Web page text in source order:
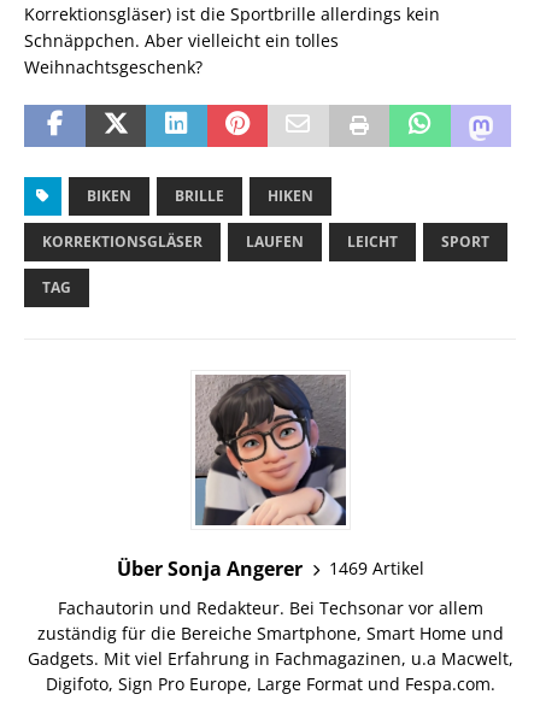
Korrektionsgläser) ist die Sportbrille allerdings kein
Schnäppchen. Aber vielleicht ein tolles
Weihnachtsgeschenk?
BIKEN BRILLE HIKEN
KORREKTIONSGLÄSER LAUFEN LEICHT SPORT
TAG
Über Sonja Angerer
1469 Artikel
Fachautorin und Redakteur. Bei Techsonar vor allem
zuständig für die Bereiche Smartphone, Smart Home und
Gadgets. Mit viel Erfahrung in Fachmagazinen, u.a Macwelt,
Digifoto, Sign Pro Europe, Large Format und Fespa.com.